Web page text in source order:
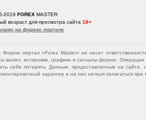
2019 FOREX MASTER
возраст для просмотра сайта 18+
на форекс портале
: Форекс портал «Forex Master» не несет
валют, котировки, графики и сигналы форекс.
себе потерять. Данные, предоставленные на
характер и на них нельзя полагаться при